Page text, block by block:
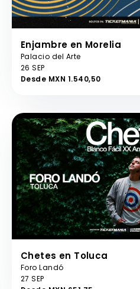
Enjambre en Morelia
Palacio del Arte
26 SEP
Desde MXN 1.540,50
Chetes en Toluca
Foro Landó
27 SEP